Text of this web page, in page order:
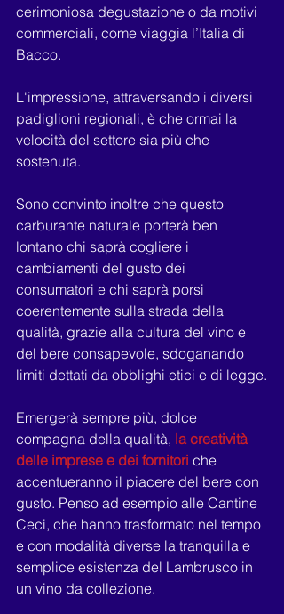
cerimoniosa degustazione o da motivi
commerciali, come viaggia l’Italia di
Bacco.
L'impressione, attraversando i diversi
padiglioni regionali, è che ormai la
velocità del settore sia più che
sostenuta.
Sono convinto inoltre che questo
carburante naturale porterà ben
lontano chi saprà cogliere i
cambiamenti del gusto dei
consumatori e chi saprà porsi
coerentemente sulla strada della
qualità, grazie alla cultura del vino e
del bere consapevole, sdoganando
limiti dettati da obblighi etici e di legge.
Emergerà sempre più, dolce
compagna della qualità, la creatività
delle imprese e dei fornitori che
accentueranno il piacere del bere con
gusto. Penso ad esempio alle Cantine
Ceci, che hanno trasformato nel tempo
e con modalità diverse la tranquilla e
semplice esistenza del Lambrusco in
un vino da collezione.